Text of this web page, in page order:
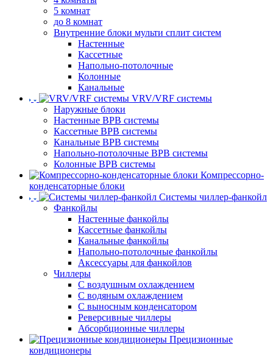
5 комнат
до 8 комнат
Внутренние блоки мульти сплит систем
Настенные
Кассетные
Напольно-потолочные
Колонные
Канальные
VRV/VRF системы
Наружные блоки
Настенные ВРВ системы
Кассетные ВРВ системы
Канальные ВРВ системы
Напольно-потолочные ВРВ системы
Колонные ВРВ системы
Компрессорно-
конденсаторные блоки
Системы чиллер-фанкойл
Фанкойлы
Настенные фанкойлы
Кассетные фанкойлы
Канальные фанкойлы
Напольно-потолочные фанкойлы
Аксессуары для фанкойлов
Чиллеры
С воздушным охлаждением
С водяным охлаждением
С выносным конденсатором
Реверсивные чиллеры
Абсорбционные чиллеры
Прецизионные
кондиционеры